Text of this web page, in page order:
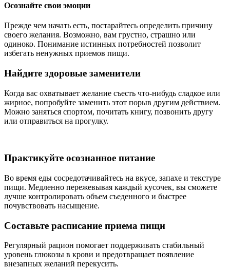
Осознайте свои эмоции
Прежде чем начать есть, постарайтесь определить причину
своего желания. Возможно, вам грустно, страшно или
одиноко. Понимание истинных потребностей позволит
избегать ненужных приемов пищи.
Найдите здоровые заменители
Когда вас охватывает желание съесть что-нибудь сладкое или
жирное, попробуйте заменить этот порыв другим действием.
Можно заняться спортом, почитать книгу, позвонить другу
или отправиться на прогулку.
Практикуйте осознанное питание
Во время еды сосредотачивайтесь на вкусе, запахе и текстуре
пищи. Медленно пережевывая каждый кусочек, вы сможете
лучше контролировать объем съеденного и быстрее
почувствовать насыщение.
Составьте расписание приема пищи
Регулярный рацион помогает поддерживать стабильный
уровень глюкозы в крови и предотвращает появление
внезапных желаний перекусить.